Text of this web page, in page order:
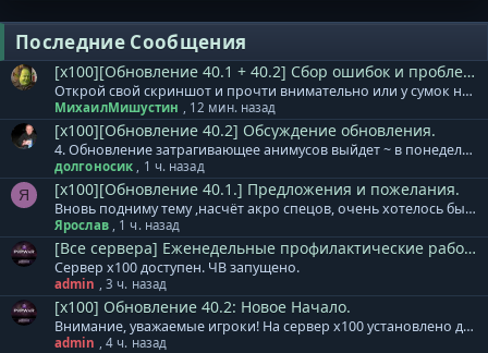
Последние Сообщения
[x100][Обновление 40.1 + 40.2] Сбор ошибок и проблем.
Открой свой скриншот и прочти внимательно или у сумок не анимусы, а боевые покемоны?
МихаилМишустин , 12 мин. назад
[x100][Обновление 40.2] Обсуждение обновления.
4. Обновление затрагивающее анимусов выйдет ~ в понедельник. То што они теперь жрут фп как далжны были давным давно ето все изменения? А домаг вам видица адыкватным? А отзыв пысле смерти пастуха? Выделение табам каторое только мешаит? // Обновление затрагивающее анимусов было установлено в пятницу. + Обновлены формулы расчета и коэффициенты для расчета урона и защиты генераторов Animus/MAU. Теперь влияние оказывают в том числе и сеттовые бонусы, при их наличии/активации. Если Вас не устраивает работа той или иной внутриигровой механики, нужно подробно и корректным русским языком это описывать, в таком случае предложение будет рассмотрено, а исправления при необходимости будут включены в следующие обновления.
долгоносик , 1 ч. назад
Я [x100][Обновление 40.1.] Предложения и пожелания.
Вновь подниму тему ,насчёт акро спецов, очень хотелось бы,чтобы их довели до ума, ибо за них невозможно играть нормально. Деббафы поправили , это хорошо , но теперь проблема с самим греном, из за скорости атаки (0,39 надо хотябы 1,11 )сам по себе грен становится неактуальным даже тупо для фарма,не говоря о пвп сражениях..и из за этого всё желание отпадает играть данным классом. Было бы очень здорово , если решится данная проблема.После обновления "силовое поле" сделали 10 сек ЗАЧЕМ? теперь еще и выживаемость спеца "0"
Ярослав , 1 ч. назад
[Все сервера] Еженедельные профилактические работы.
Сервер x100 доступен. ЧВ запущено.
admin , 3 ч. назад
[x100] Обновление 40.2: Новое Начало.
Внимание, уважаемые игроки! На сервер x100 установлено дополнение к обновлению 40.2. В него вошло: Важные изменения: + Оглушающая Граната теперь имеет массовый тип атаки. + Увеличен коэффициент атаки Оглушающей Гранаты. + МАУ Зодчий теперь имеет массовый тип атаки. + При использовании "сейф" предметов/скиллов, теперь сохраняться боевой режим до окончания действия. Руна защиты, Силовое Поле, Ледяной Щит, Каменное Проклятье, Псевдосмерть и т.д. + Воскрешение ВСЕХ специалистов ВСЕХ РАС теперь работают только в группе. + Восстановлена корректная работа умений Угнетение/Проклятие Дайсема/Ментальный Блокиратор. + Во всех щитах магистра, включая МТМ, изменены свойства. Изменения в скиллах: + Навык «Ветер Войны» - убрана возможность использовать с двуручным мечом, копьем; Сделан массовый тип атаки как у навыка «Бешеная Стрельба». + Навык «Мощный Выпад» - убрана возможность использовать с мечом, топором, булавой/молотом; Сделан тип атаки «конусом» как у навыка «Рассекание», увеличен урон навыка на 4%. + Навык «Сила Гнева» - увеличен урон навыка на 10%. + Навык «Неистовство» - увеличен урон навыка на 8%. + Навык «Ярость» перенесен из ветки ученика в ветку эксперта. Изменения в классовых умениях: Воины: Навык «Подножка» - снижено время кд до 40 секунд. Навык «Звериный Оскал» - увеличена прибавка урона до 25%. Навык «Ускорение» - снижена прибавка скорости бега до 1 единицы, а время действия до 15 секунд. Навык «Спринт» - снижена прибавка скорости бега до 1 единицы, а время действия до 30 секунд. Навык «Милость» - увеличена прибавка урона до 25%. Навык «Быстрая Зарядка» - увеличена прибавка урона до 15%. Навык «Кара» - восстановлена корректность работы. Навык «Клич Империи» - увеличена прибавка урона на 15%. Навык «Сила Элементов» - увеличена прибавка блока щитом до 10%. Стрелки: Навык «Стрелковый Визор» - убрана прибавка 25 точности (меткости). Навык «Пробежка» - снижено время действия до 30 секунд. Навык «Напутствие Дайсема» - увеличена прибавка урона на 15%. Навык «Псевдосмерть» - снижено время действия до 10 секунд. Навык «Иллюзиця Дайсема» - снижено время действия до 30 секунд. Навык «Ракетный Кулак» - увеличен откат до 90 секунд. Навык «Осадное Мастерство» - убрана прибавка 15 точности (меткости). Маги: Навык «Смертельный Посох» - увеличен урон на 20%. Навык «Ледяной Щит» - сокращено время действия до 10 секунд. Навык «Магический Удар» - увеличен урон на 45%. Специалисты: Навык «Силовое Поле» - сокращено время действия до 10 секунд. Уменьшено время установки турелей расы Беллато. Анимусам возвращено стандартное потребление ФП в секунду. Снижена стоимость починки МАУ (как при повреждении, так и при полном уничтожении) на 33%. Другие изменения: + Огромное техническое обновление. + Фикс возможности голосования с отрицательными фиксированными ПвП-очками. + Монстры локации Земли Эльфов теперь имеют стихийность. + За выполнение локационных квестов ЗЭ теперь начисляются Очки Гильдии. + Скорректирована точка прилета в ЗЭ из Сеттовой Пустыни. + PvPWaR модификаторы и Цветные Допинги теперь автоматически "стакаются" при извлечении из коробки. + Фикс запаковки предметов в коробки х255. + Изменена стоимость [Dark] Ракетный Сенсор Тьмы. 7500 -> 2500 + Отключено уведомление о запуске ядерной ракеты для своей расы. + Скорректирован радиус атаки монстра Эльфийский Наездник. + Установлен запрет на создание ников из сочетания русских/английских букв. Напоминаем! 31 августа 2026 года на сервере х100 будет установлено обновление 41.0. База знаний сервера х100 - ссылка. Готовый клиент игры для сервера x100: Клиент на | Клиент на | Клиент на | Клиент на нашем сервере
admin , 4 ч. назад